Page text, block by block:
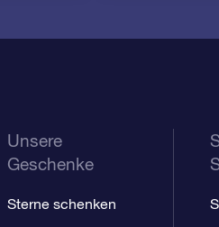
Unsere
Geschenke
Sterne schenken